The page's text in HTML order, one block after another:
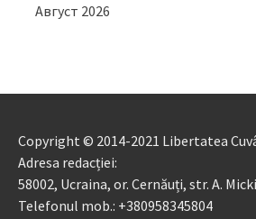
Август 2026
Copyright © 2014-2021 Libertatea
Adresa redacției:
58002, Ucraina, or. Cernăuți, str. A.
Telefonul mob.: +380958345804